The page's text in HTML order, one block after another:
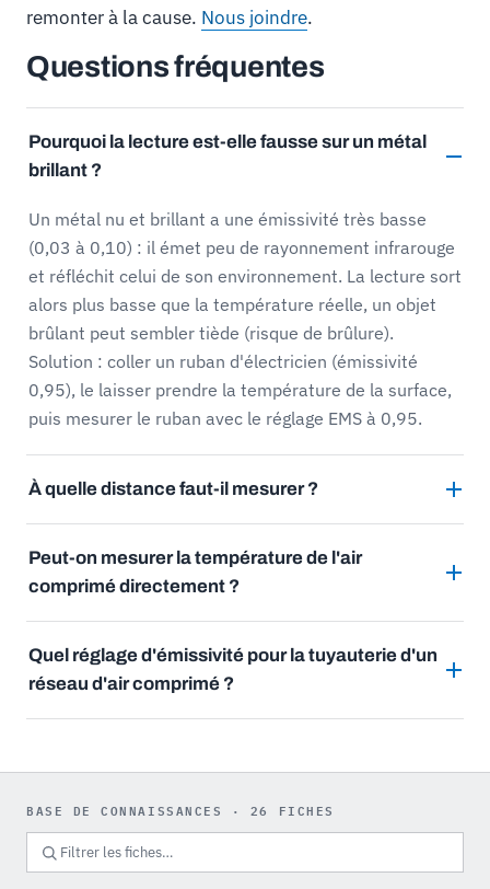
BASE DE CONNAISSANCES · 26 FICHES
remonter à la cause. Nous joindre.
Questions fréquentes
Pourquoi la lecture est-elle fausse sur un métal
brillant ?
Un métal nu et brillant a une émissivité très basse
(0,03 à 0,10) : il émet peu de rayonnement infrarouge
et réfléchit celui de son environnement. La lecture sort
alors plus basse que la température réelle, un objet
brûlant peut sembler tiède (risque de brûlure).
Solution : coller un ruban d'électricien (émissivité
0,95), le laisser prendre la température de la surface,
puis mesurer le ruban avec le réglage EMS à 0,95.
À quelle distance faut-il mesurer ?
Peut-on mesurer la température de l'air
comprimé directement ?
Quel réglage d'émissivité pour la tuyauterie d'un
réseau d'air comprimé ?